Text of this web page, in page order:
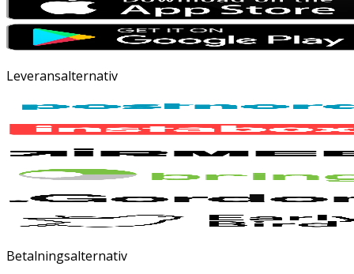
Leveransalternativ
Betalningsalternativ